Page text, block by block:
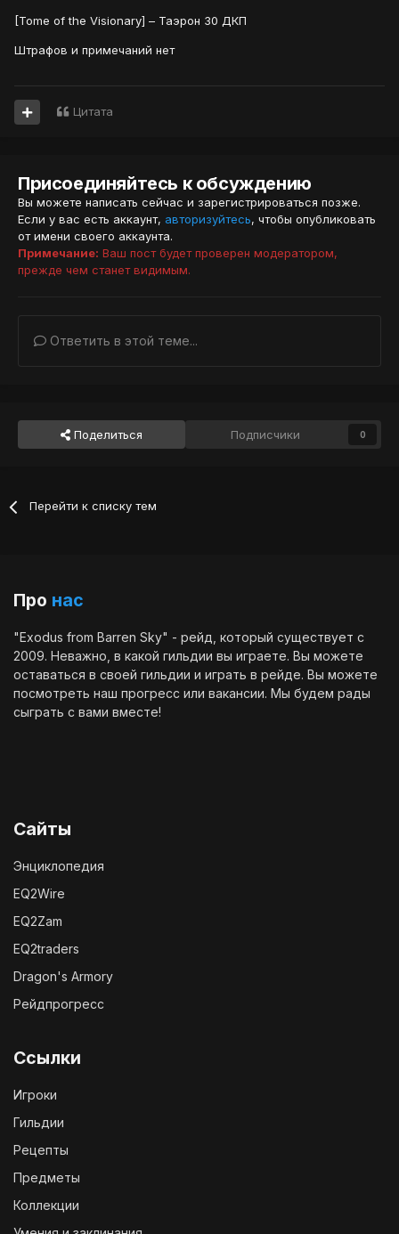
[Tome of the Visionary] – Таэрон 30 ДКП
Штрафов и примечаний нет
Цитата
Присоединяйтесь к обсуждению
Вы можете написать сейчас и зарегистрироваться позже.
Если у вас есть аккаунт, авторизуйтесь, чтобы опубликовать
от имени своего аккаунта.
Примечание: Ваш пост будет проверен модератором,
прежде чем станет видимым.
Ответить в этой теме...
Поделиться Подписчики 0
Перейти к списку тем
Про нас
"Exodus from Barren Sky" - рейд, который существует с
2009. Неважно, в какой гильдии вы играете. Вы можете
оставаться в своей гильдии и играть в рейде. Вы можете
посмотреть наш прогресс или вакансии. Мы будем рады
сыграть с вами вместе!
Сайты
Энциклопедия
EQ2Wire
EQ2Zam
EQ2traders
Dragon's Armory
Рейдпрогресс
Ссылки
Игроки
Гильдии
Рецепты
Предметы
Коллекции